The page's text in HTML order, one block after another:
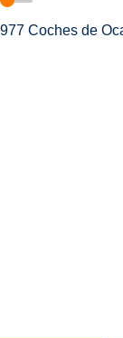
977 Coches de